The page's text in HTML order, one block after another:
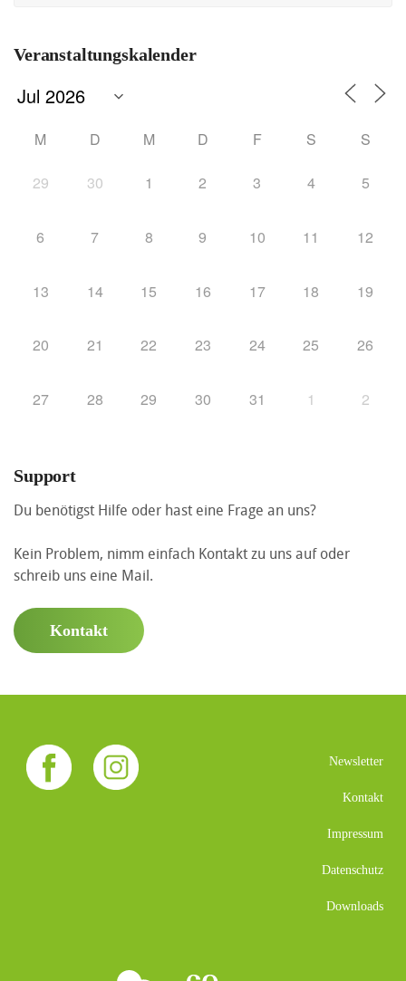
Veranstaltungskalender
M D M D F S S
29 30 1 2 3 4 5
6 7 8 9 10 11 12
13 14 15 16 17 18 19
20 21 22 23 24 25 26
27 28 29 30 31 1 2
Support
Du benötigst Hilfe oder hast eine Frage an uns?
Kein Problem, nimm einfach Kontakt zu uns auf oder
schreib uns eine Mail.
Kontakt
Newsletter
Kontakt
Impressum
Datenschutz
Downloads